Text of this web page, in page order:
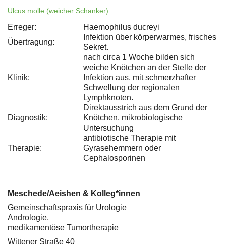
Ulcus molle (weicher Schanker)
Erreger:
Haemophilus ducreyi
Übertragung:
Infektion über körperwarmes, frisches
Sekret.
Klinik:
nach circa 1 Woche bilden sich
weiche Knötchen an der Stelle der
Infektion aus, mit schmerzhafter
Schwellung der regionalen
Lymphknoten.
Diagnostik:
Direktausstrich aus dem Grund der
Knötchen, mikrobiologische
Untersuchung
Therapie:
antibiotische Therapie mit
Gyrasehemmern oder
Cephalosporinen
Meschede/Aeishen & Kolleg*innen
Gemeinschaftspraxis für Urologie
Andrologie,
medikamentöse Tumortherapie
Wittener Straße 40